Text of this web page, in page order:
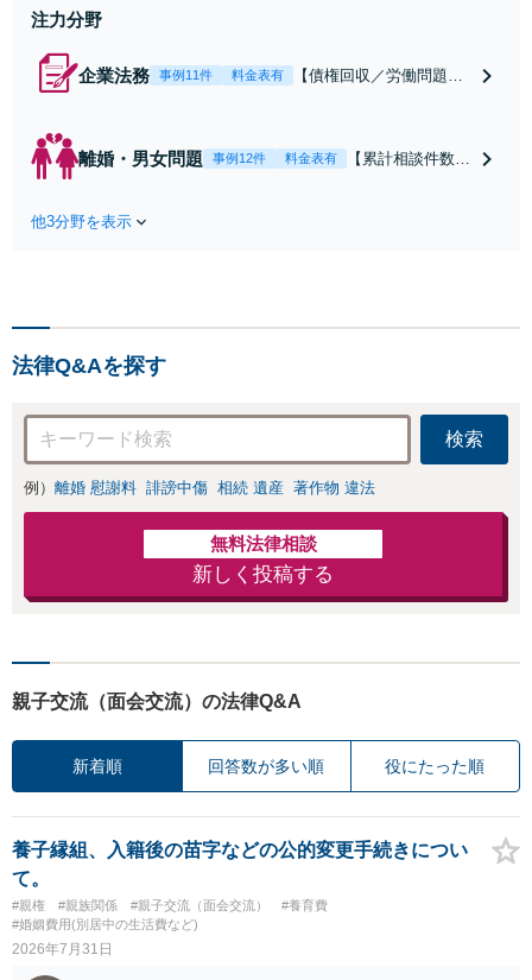
注力分野
企業法務 事例11件 料金表有
【債権回収／労働問題／
のトラブル・会社内のト
ラブルなど、事後の解決
離婚・男女問題 事例12件 料金表有
【累計相談件数20
様の話を丁寧にう
を正確に読み取り
ます。【東京都在
住以外の方も対
応】
他3分野を表示
法律Q&Aを探す
検索
例） 離婚 慰謝料 誹謗中傷 相続 遺産 著作物 違法
無料法律相談
新しく投稿する
親子交流（面会交流）の法律Q&A
新着順 回答数が多い順 役にたった順
養子縁組、入籍後の苗字などの公的変更手続きについ
て。
#親権 #親族関係 #親子交流（面会交流）
#養育費
#婚姻費用(別居中の生活費など)
2026年7月31日